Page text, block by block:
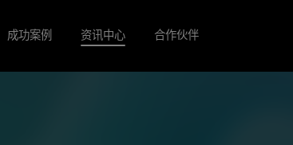
成功案例 资讯中心 合作伙伴